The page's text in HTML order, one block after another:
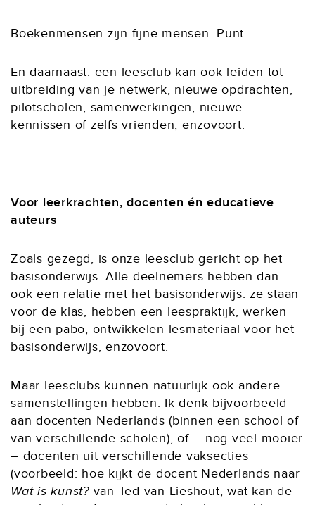
Boekenmensen zijn fijne mensen. Punt.
En daarnaast: een leesclub kan ook leiden tot
uitbreiding van je netwerk, nieuwe opdrachten,
pilotscholen, samenwerkingen, nieuwe
kennissen of zelfs vrienden, enzovoort.
Voor leerkrachten, docenten én educatieve
auteurs
Zoals gezegd, is onze leesclub gericht op het
basisonderwijs. Alle deelnemers hebben dan
ook een relatie met het basisonderwijs: ze staan
voor de klas, hebben een leespraktijk, werken
bij een pabo, ontwikkelen lesmateriaal voor het
basisonderwijs, enzovoort.
Maar leesclubs kunnen natuurlijk ook andere
samenstellingen hebben. Ik denk bijvoorbeeld
aan docenten Nederlands (binnen een school of
van verschillende scholen), of – nog veel mooier
– docenten uit verschillende vaksecties
(voorbeeld: hoe kijkt de docent Nederlands naar
Wat is kunst? van Ted van Lieshout, wat kan de